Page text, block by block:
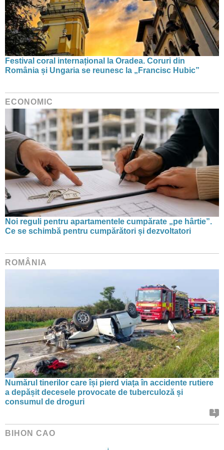
Festival coral internațional la Oradea. Coruri din
România și Ungaria se reunesc la „Francisc Hubic”
ECONOMIC
Noi reguli pentru apartamentele cumpărate „pe hârtie”.
Ce se schimbă pentru cumpărători și dezvoltatori
ROMÂNIA
Numărul tinerilor care își pierd viața în accidente rutiere
a depășit decesele provocate de tuberculoză și
consumul de droguri
1
BIHON CAO